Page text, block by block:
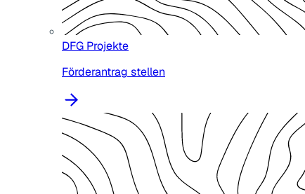
DFG Projekte
Förderantrag stellen